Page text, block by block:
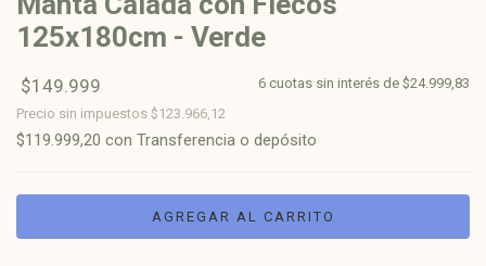
125x180cm - Verde
$149.999 6 cuotas sin interés de $24.999,83
Precio sin impuestos $123.966,12
$119.999,20 con Transferencia o depósito